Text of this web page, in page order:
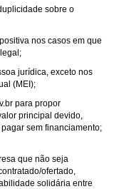
sobre o
nos casos em que
jurídica, exceto nos
(MEI);
para propor
principal devido,
sem financiamento;
que não seja
ofertado,
solidária entre